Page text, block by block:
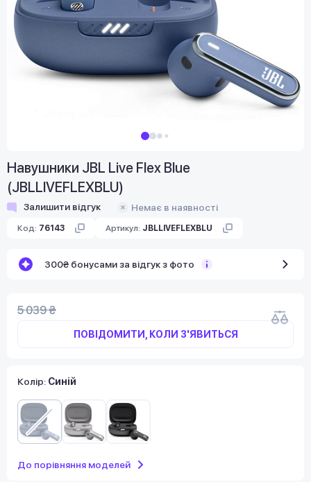
Навушники JBL Live Flex Blue
(JBLLIVEFLEXBLU)
Залишити відгук Немає в наявності
Код: 76143 Артикул: JBLLIVEFLEXBLU
300₴ бонусами за відгук з фото
5 039 ₴
ПОВІДОМИТИ, КОЛИ З'ЯВИТЬСЯ
Колір: Синій
До порівняння моделей